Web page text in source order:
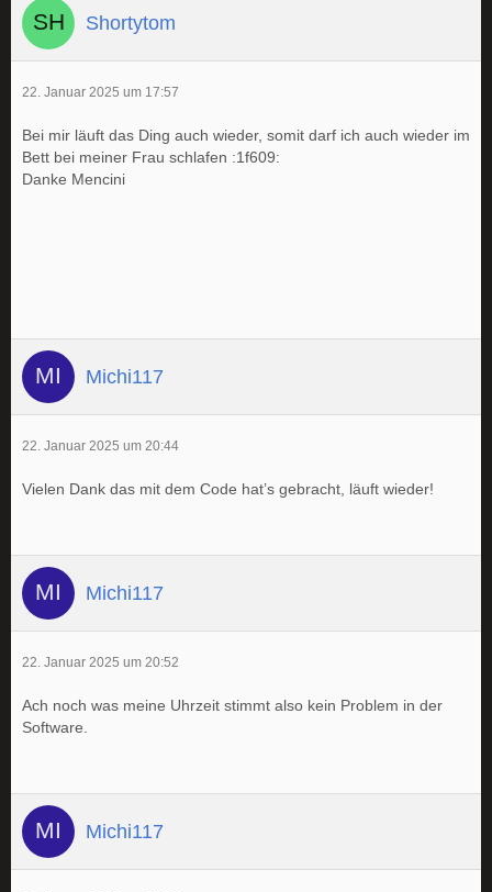
Shortytom
22. Januar 2025 um 17:57
Bei mir läuft das Ding auch wieder, somit darf ich auch wieder im
Bett bei meiner Frau schlafen :1f609:
Danke Mencini
Michi117
22. Januar 2025 um 20:44
Vielen Dank das mit dem Code hat’s gebracht, läuft wieder!
Michi117
22. Januar 2025 um 20:52
Ach noch was meine Uhrzeit stimmt also kein Problem in der
Software.
Michi117